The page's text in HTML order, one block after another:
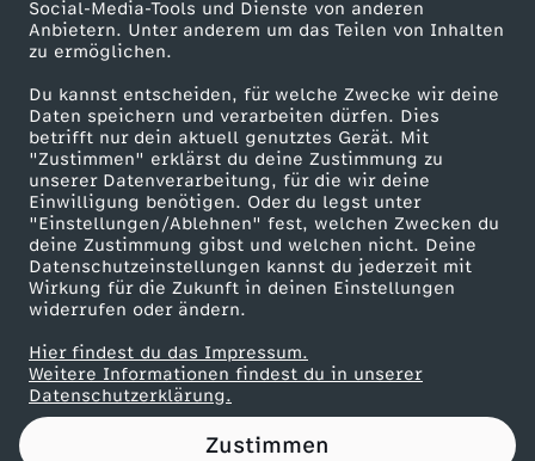
Social-Media-Tools und Dienste von anderen
Anbietern. Unter anderem um das Teilen von Inhalten
zu ermöglichen.
Du kannst entscheiden, für welche Zwecke wir deine
Daten speichern und verarbeiten dürfen. Dies
betrifft nur dein aktuell genutztes Gerät. Mit
"Zustimmen" erklärst du deine Zustimmung zu
unserer Datenverarbeitung, für die wir deine
Einwilligung benötigen. Oder du legst unter
"Einstellungen/Ablehnen" fest, welchen Zwecken du
deine Zustimmung gibst und welchen nicht. Deine
Datenschutzeinstellungen kannst du jederzeit mit
Wirkung für die Zukunft in deinen Einstellungen
widerrufen oder ändern.
Hier findest du das Impressum.
Weitere Informationen findest du in unserer
Datenschutzerklärung.
Zustimmen
A
l
l
e
s
z
u
m
Karriere
ZDF goes Schule
Werbefernsehen
Mainzelmännchen
Partner